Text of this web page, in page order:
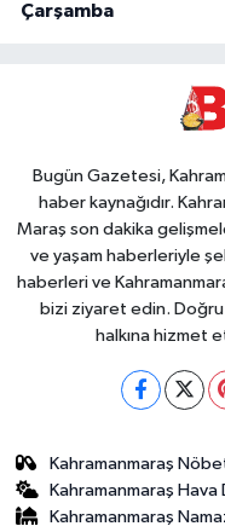
Çarşamba
Bugün Gazetesi,
haber kaynağıdır.
Maraş son dakika
ve yaşam haberleriyle
haberleri ve
bizi ziyaret edin.
halkına hizmet
Kahramanmaraş
Kahramanmaraş Hava
Kahramanmaraş